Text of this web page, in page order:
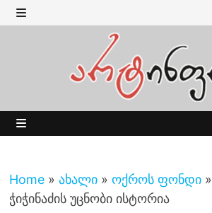
Skip
to MENU
Home » ახალი » ოქროს ფონდი »
ჭიჭინაძის უცნობი ისტორია